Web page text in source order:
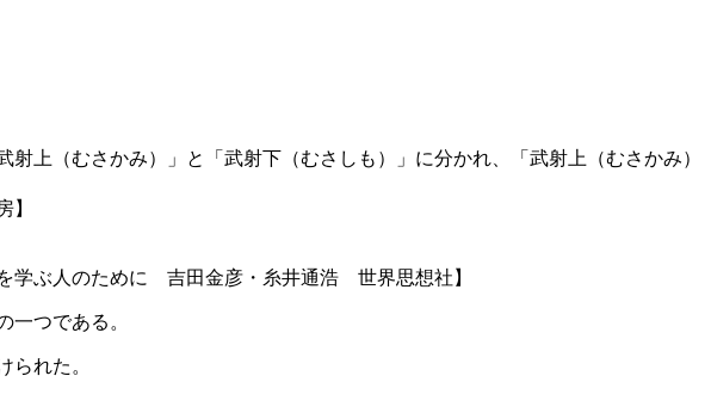
上（むさかみ）」と「武射下（むさしも）」に分かれ、「武射上（むさかみ）
学ぶ人のために 吉田金彦・糸井通浩 世界思想社】
一つである。
られた。